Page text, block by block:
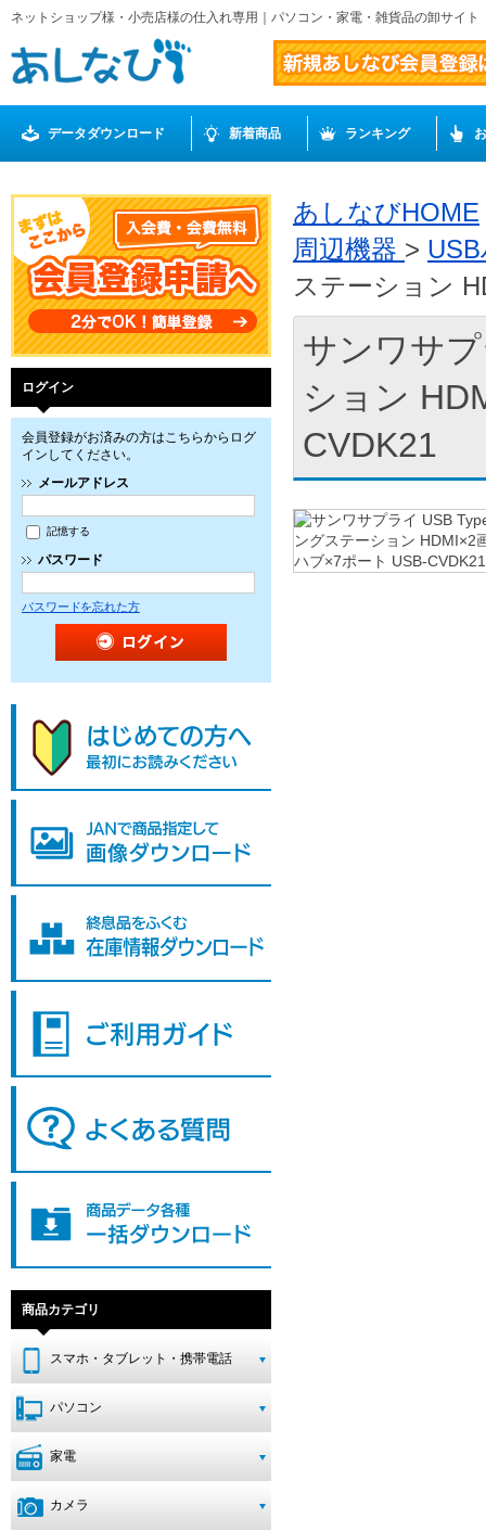
ネットショップ様・小売店様の仕入れ専用｜パソコン・家電・雑貨品の卸サイ
データダウンロード 新着商品 ランキング
ログイン
会員登録がお済みの方はこちらからログ
インしてください。
メールアドレス
記憶する
パスワード
パスワードを忘れた方
商品カテゴリ
スマホ・タブレット・携帯電話
パソコン
家電
カメラ
あしなびHOME
周辺機器 >
ステーション
サンワサ
ション
CVDK21